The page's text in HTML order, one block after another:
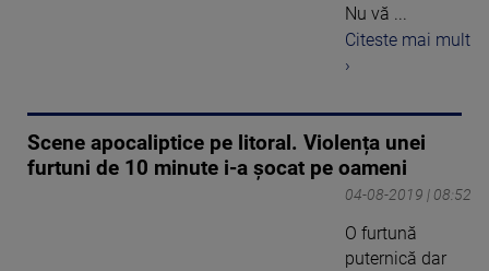
Nu vă ...
Citeste mai mult
›
Scene apocaliptice pe litoral. Violența unei
furtuni de 10 minute i-a șocat pe oameni
04-08-2019 | 08:52
O furtună
puternică dar